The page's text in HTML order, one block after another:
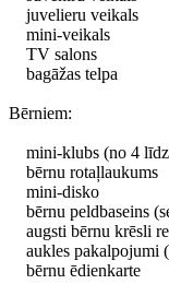
juvelieru veikals
mini-veikals
TV salons
bagāžas telpa
Bērniem:
mini-klubs (no 4 līdz
bērnu rotaļlaukums
mini-disko
bērnu peldbaseins
augsti bērnu krēsli
aukles pakalpojumi
bērnu ēdienkarte